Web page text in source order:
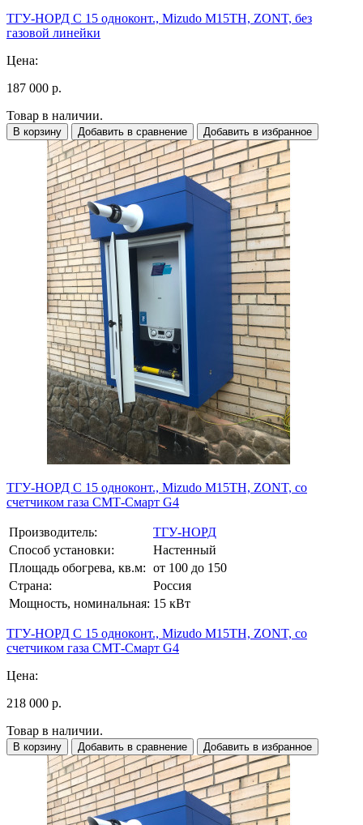
ТГУ-НОРД С 15 одноконт., Mizudo M15TH, ZONT, без
газовой линейки
Цена:
187 000 р.
Товар в наличии.
В корзину Добавить в сравнение Добавить в избранное
ТГУ-НОРД С 15 одноконт., Mizudo M15TH, ZONT, со
счетчиком газа СМТ-Смарт G4
Производитель:
ТГУ-НОРД
Способ установки:
Настенный
Площадь обогрева, кв.м: от 100 до 150
Страна:
Россия
Мощность, номинальная: 15 кВт
ТГУ-НОРД С 15 одноконт., Mizudo M15TH, ZONT, со
счетчиком газа СМТ-Смарт G4
Цена:
218 000 р.
Товар в наличии.
В корзину Добавить в сравнение Добавить в избранное